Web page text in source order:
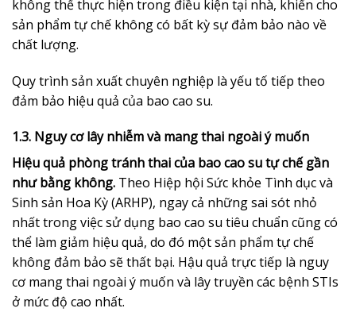
không thể thực hiện trong điều kiện tại nhà, khiến cho
sản phẩm tự chế không có bất kỳ sự đảm bảo nào về
chất lượng.
Quy trình sản xuất chuyên nghiệp là yếu tố tiếp theo
đảm bảo hiệu quả của bao cao su.
1.3. Nguy cơ lây nhiễm và mang thai ngoài ý muốn
Hiệu quả phòng tránh thai của bao cao su tự chế gần
như bằng không. Theo Hiệp hội Sức khỏe Tình dục và
Sinh sản Hoa Kỳ (ARHP), ngay cả những sai sót nhỏ
nhất trong việc sử dụng bao cao su tiêu chuẩn cũng có
thể làm giảm hiệu quả, do đó một sản phẩm tự chế
không đảm bảo sẽ thất bại. Hậu quả trực tiếp là nguy
cơ mang thai ngoài ý muốn và lây truyền các bệnh STIs
ở mức độ cao nhất.